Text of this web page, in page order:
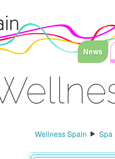
News
Wellness Spain Spa